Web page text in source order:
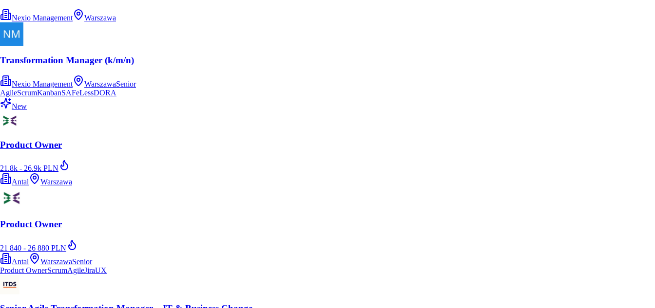
Nexio Management Warszawa
Transformation Manager (k/m/n)
Nexio Management WarszawaSenior
AgileScrumKanbanSAFeLessDORA
New
Product Owner
21.8k - 26.9k PLN
Antal
Warszawa
Product Owner
21 840 - 26 880 PLN
Antal
WarszawaSenior
Product OwnerScrumAgileJiraUX